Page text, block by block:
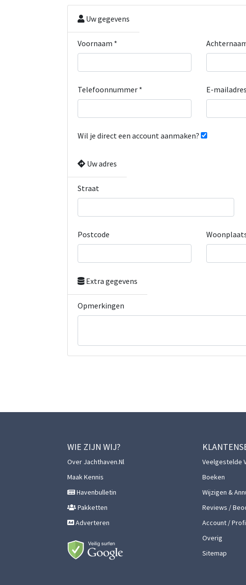
Uw gegevens
Voornaam *
Telefoonnummer * E-
Wil je direct een account aanmaken?
Uw adres
Straat
Postcode
Extra gegevens
Opmerkingen
WIE ZIJN WIJ?
Over Jachthaven.nl
Maak Kennis
Havenbulletin
Pakketten
Adverteren
Veelgestelde
Boeken
Wijzigen &
Reviews /
Account /
Overig
Sitemap